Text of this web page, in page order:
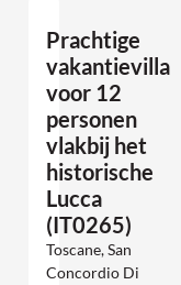
Prachtige
vakantievilla
voor 12
personen
vlakbij het
historische
Lucca
(IT0265)
Toscane, San
Concordio Di